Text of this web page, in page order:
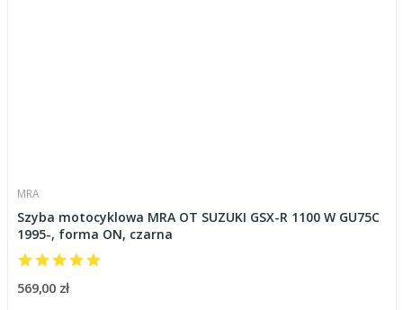
MRA
Szyba motocyklowa MRA OT SUZUKI GSX-R 1100 W GU75C
1995-, forma ON, czarna
569,00 zł